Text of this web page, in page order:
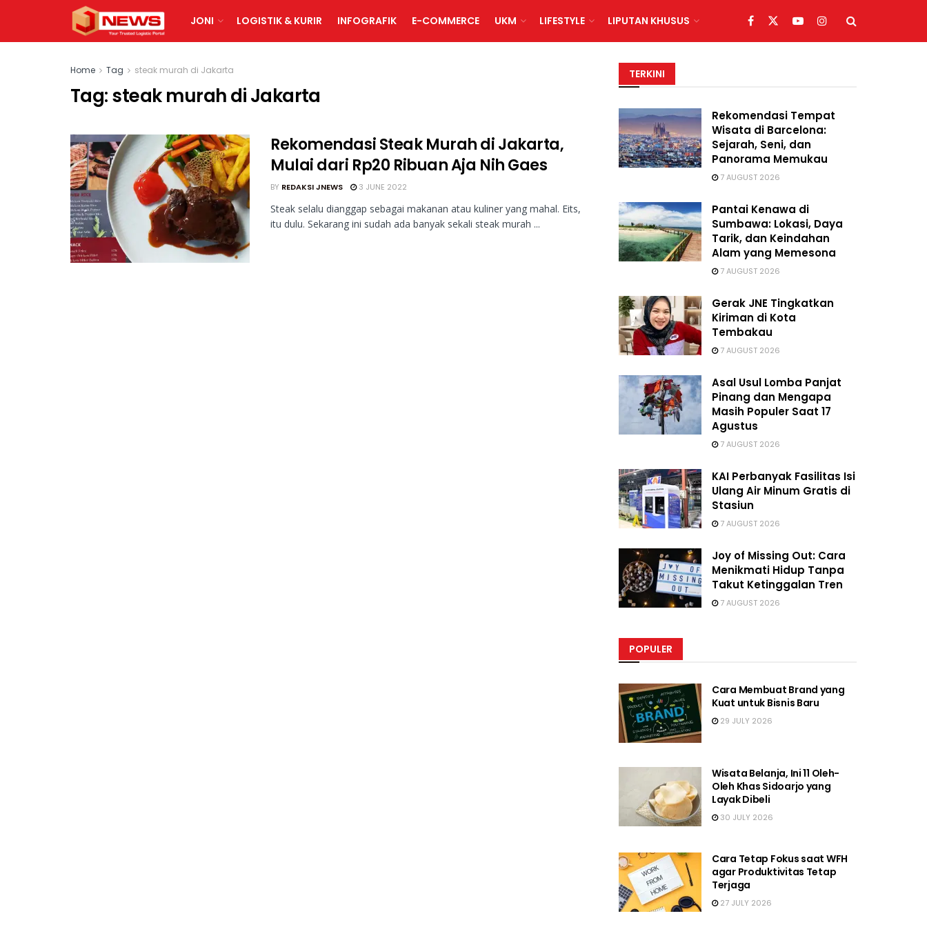
JONI LOGISTIK & KURIR INFOGRAFIK E-COMMERCE UKM LIFESTYLE LIPUTAN KHUSUS
Home Tag steak murah di Jakarta
Tag:steak murah di Jakarta
Rekomendasi Steak Murah di Jakarta,
Mulai dari Rp20 Ribuan Aja Nih Gaes
BY REDAKSI JNEWS 3 JUNE 2022
Steak selalu dianggap sebagai makanan atau kuliner yang mahal. Eits,
itu dulu. Sekarang ini sudah ada banyak sekali steak murah ...
TERKINI
Rekomendasi Tempat
Wisata di Barcelona:
Sejarah, Seni, dan
Panorama Memukau
7 AUGUST 2026
Pantai Kenawa di
Sumbawa: Lokasi, Daya
Tarik, dan Keindahan
Alam yang Memesona
7 AUGUST 2026
Gerak JNE Tingkatkan
Kiriman di Kota
Tembakau
7 AUGUST 2026
Asal Usul Lomba Panjat
Pinang dan Mengapa
Masih Populer Saat 17
Agustus
7 AUGUST 2026
KAI Perbanyak Fasilitas Isi
Ulang Air Minum Gratis di
Stasiun
7 AUGUST 2026
Joy of Missing Out: Cara
Menikmati Hidup Tanpa
Takut Ketinggalan Tren
7 AUGUST 2026
POPULER
Cara Membuat Brand yang
Kuat untuk Bisnis Baru
29 JULY 2026
Wisata Belanja, Ini 11 Oleh-
Oleh Khas Sidoarjo yang
Layak Dibeli
30 JULY 2026
Cara Tetap Fokus saat WFH
agar Produktivitas Tetap
Terjaga
27 JULY 2026